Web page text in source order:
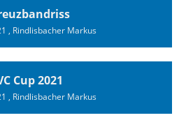
, Rindlisbacher Markus
Cup 2021
, Rindlisbacher Markus